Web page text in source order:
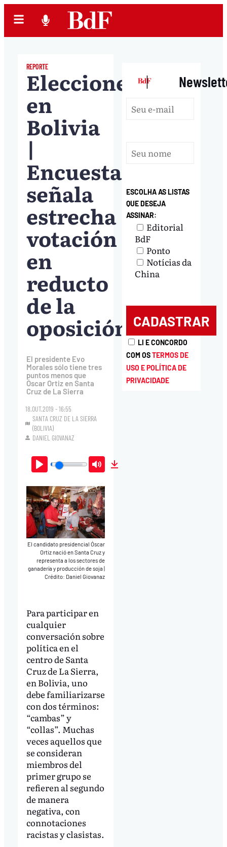
REPORTE
Elecciones
en
Bolivia
|
Encuesta
señala
estrecha
votación
en
reducto
de la
oposición
El presidente Evo
Morales sólo tiene tres
puntos menos que
Óscar Ortiz en Santa
Cruz de La Sierra
18.OUT.2019 - 16:55
SANTA CRUZ DE LA SIERRA
(BOLIVIA)
DANIEL GIOVANAZ
Play Mute
El candidato presidencial Óscar
Ortiz nació en Santa Cruz y
representa a los sectores de
ganadería y producción de soja
Crédito: Daniel Giovanaz
Para participar en
cualquier
conversación sobre
política en el
centro de Santa
Cruz de La Sierra,
en Bolivia, uno
debe familiarizarse
con dos términos:
“cambas” y
“collas”. Muchas
veces aquellos que
se consideran
miembros del
primer grupo se
refieren al segundo
de manera
negativa, con
connotaciones
racistas y clasistas.
|
ESCOLHA AS LISTAS
QUE DESEJA
ASSINAR:
Editorial
BdF
Ponto
Notícias da
China
LI E CONCORDO
COM OSTERMOS DE
USO E POLÍTICA DE
PRIVACIDADE